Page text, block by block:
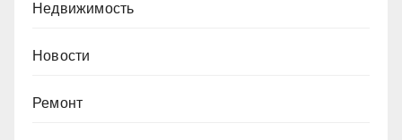
Недвижимость
Новости
Ремонт